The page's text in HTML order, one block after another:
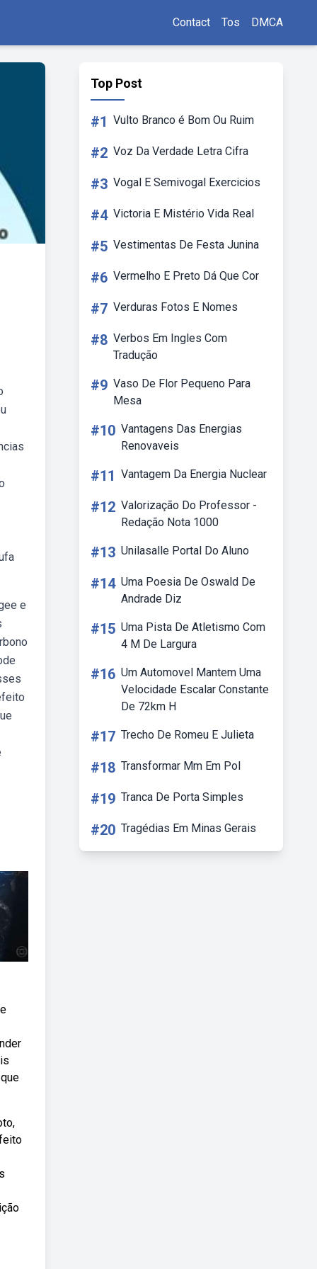
Contact Tos DMCA
e
Top Post
#1 Vulto Branco é Bom Ou Ruim
#2 Voz Da Verdade Letra Cifra
#3 Vogal E Semivogal Exercicios
#4 Victoria E Mistério Vida Real
#5 Vestimentas De Festa Junina
#6 Vermelho E Preto Dá Que Cor
#7 Verduras Fotos E Nomes
#8 Verbos Em Ingles Com
Tradução
#9 Vaso De Flor Pequeno Para
Mesa
#10 Vantagens Das Energias
Renovaveis
#11 Vantagem Da Energia Nuclear
#12 Valorização Do Professor -
Redação Nota 1000
#13 Unilasalle Portal Do Aluno
#14 Uma Poesia De Oswald De
Andrade Diz
#15 Uma Pista De Atletismo Com
4 M De Largura
#16 Um Automovel Mantem Uma
Velocidade Escalar Constante
De 72km H
#17 Trecho De Romeu E Julieta
#18 Transformar Mm Em Pol
#19 Tranca De Porta Simples
#20 Tragédias Em Minas Gerais